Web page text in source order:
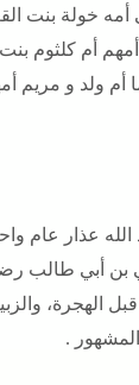
خولة بنت
أم كلثوم
ولد و مريم
عذار عام
أن علي بن أبي
عنه أنه ولد سنة 32 من ميلاد الرسول صلى الله عليه وسلم، أي قبل 10 سنوات من البعثة، أي سنة